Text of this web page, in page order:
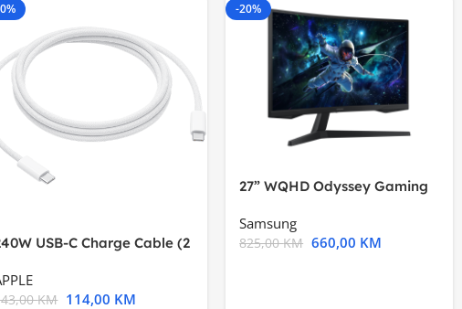
USB-C Charge Cable (2
KM 114,00 KM
-20%
27” WQHD Odyssey Gaming
Samsung
825,00KM 660,00 KM